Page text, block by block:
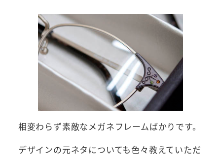
相変わらず素敵なメガネフレームばかりです。
デザインの元ネタについても色々教えていただ